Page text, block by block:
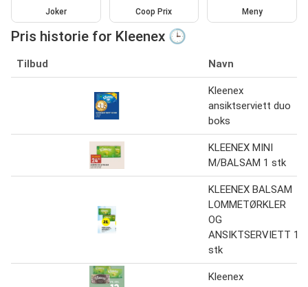
Joker Coop Prix Meny
Pris historie for Kleenex 🕒
Tilbud Navn
Kleenex
ansiktserviett duo
boks
KLEENEX MINI
M/BALSAM 1 stk
KLEENEX BALSAM
LOMMETØRKLER
OG
ANSIKTSERVIETT 1
stk
Kleenex